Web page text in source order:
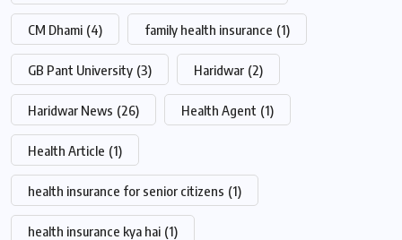
CM Dhami (4) family health insurance (1)
GB Pant University (3) Haridwar (2)
Haridwar News (26) Health Agent (1)
Health Article (1)
health insurance for senior citizens (1)
health insurance kya hai (1)